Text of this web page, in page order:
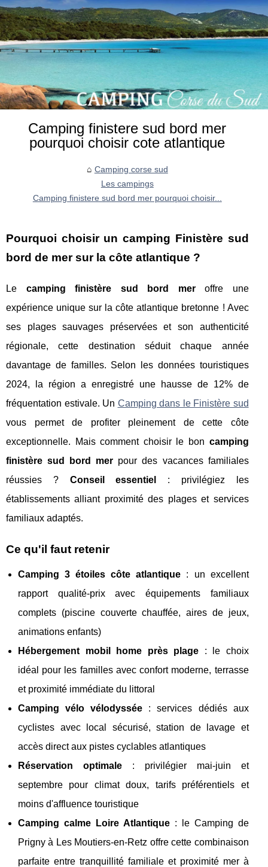
Camping finistere sud bord mer
pourquoi choisir cote atlantique
Camping corse sud
Les campings
Camping finistere sud bord mer pourquoi choisir...
Pourquoi choisir un camping Finistère sud
bord de mer sur la côte atlantique ?
Le camping finistère sud bord meroffre une
expérience unique sur la côte atlantique bretonne ! Avec
ses plages sauvages préservées et son authenticité
régionale, cette destination séduit chaque année
davantage de familles. Selon les données touristiques
2024, la région a enregistré une hausse de 12% de
fréquentation estivale. Un Camping dans le Finistère sud
vous permet de profiter pleinement de cette côte
exceptionnelle. Mais comment choisir le bon camping
finistère sud bord mer pour des vacances familiales
réussies ? Conseil essentiel
: privilégiez les
établissements alliant proximité des plages et services
familiaux adaptés.
Ce qu'il faut retenir
Camping 3 étoiles côte atlantique : un excellent
rapport qualité-prix avec équipements familiaux
complets (piscine couverte chauffée, aires de jeux,
animations enfants)
Hébergement mobil home près plage : le choix
idéal pour les familles avec confort moderne, terrasse
et proximité immédiate du littoral
Camping vélo vélodyssée : services dédiés aux
cyclistes avec local sécurisé, station de lavage et
accès direct aux pistes cyclables atlantiques
Réservation optimale: privilégier mai-juin et
septembre pour climat doux, tarifs préférentiels et
moins d'affluence touristique
Camping calme Loire Atlantique: le Camping de
Prigny à Les Moutiers-en-Retz offre cette combinaison
parfaite entre tranquillité familiale et proximité mer à